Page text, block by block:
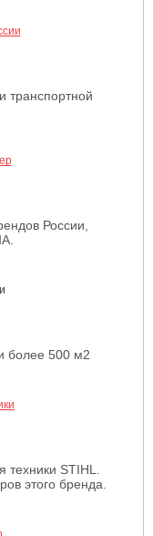
транспортной
России,
более 500 м2
техники STIHL.
этого бренда.